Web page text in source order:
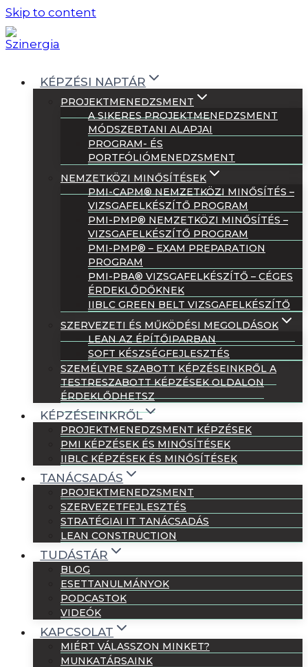
Skip to content
KÉPZÉSI NAPTÁR
PROJEKTMENEDZSMENT
A SIKERES PROJEKTMENEDZSMENT
MÓDSZERTANI ALAPJAI
PROGRAM- ÉS
PORTFÓLIÓMENEDZSMENT
NEMZETKÖZI MINŐSÍTÉSEK
PMI-CAPM® NEMZETKÖZI MINŐSÍTÉS –
VIZSGAFELKÉSZÍTŐ PROGRAM
PMI-PMP® NEMZETKÖZI MINŐSÍTÉS –
VIZSGAFELKÉSZÍTŐ PROGRAM
PMI-PMP® – EXAM PREPARATION
PROGRAM
PMI-PBA® VIZSGAFELKÉSZÍTŐ – CÉGES
ÉRDEKLŐDŐKNEK
IIBLC GREEN BELT VIZSGAFELKÉSZÍTŐ
SZERVEZETI ÉS MŰKÖDÉSI MEGOLDÁSOK
LEAN AZ ÉPÍTŐIPARBAN
SOFT KÉSZSÉGFEJLESZTÉS
SZEMÉLYRE SZABOTT KÉPZÉSEINKRŐL A
TESTRESZABOTT KÉPZÉSEK OLDALON
ÉRDEKLŐDHETSZ
KÉPZÉSEINKRŐL
PROJEKTMENEDZSMENT KÉPZÉSEK
PMI KÉPZÉSEK ÉS MINŐSÍTÉSEK
IIBLC KÉPZÉSEK ÉS MINŐSÍTÉSEK
TANÁCSADÁS
PROJEKTMENEDZSMENT
SZERVEZETFEJLESZTÉS
STRATÉGIAI IT TANÁCSADÁS
LEAN CONSTRUCTION
TUDÁSTÁR
BLOG
ESETTANULMÁNYOK
PODCASTOK
VIDEÓK
KAPCSOLAT
MIÉRT VÁLASSZON MINKET?
MUNKATÁRSAINK